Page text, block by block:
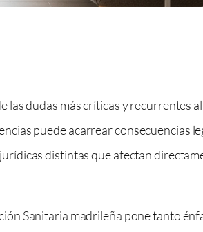
las dudas más críticas y recurrentes
puede acarrear consecuencias
distintas que afectan
Sanitaria madrileña pone tanto